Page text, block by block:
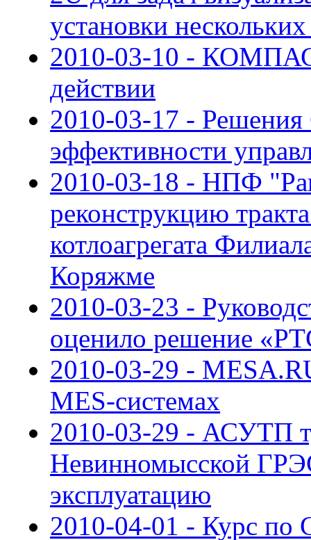
установки
2010-03-10 -
действии
2010-03-17 -
эффективности
2010-03-18 - НПФ
реконструкцию
котлоагрегата
Коряжме
2010-03-23 -
оценило решение
2010-03-29 -
MES-системах
2010-03-29 - АСУТП
Невинномысской
эксплуатацию
2010-04-01 - Курс по